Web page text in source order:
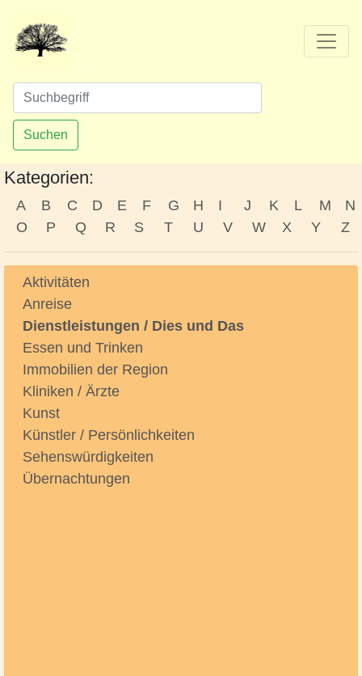
Suchen
Kategorien:
A B C D E F G H I J K L M
N
O
P Q R S T U V W X Y Z
Aktivitäten
Anreise
Dienstleistungen / Dies und Das
Essen und Trinken
Immobilien der Region
Kliniken / Ärzte
Kunst
Künstler / Persönlichkeiten
Sehenswürdigkeiten
Übernachtungen